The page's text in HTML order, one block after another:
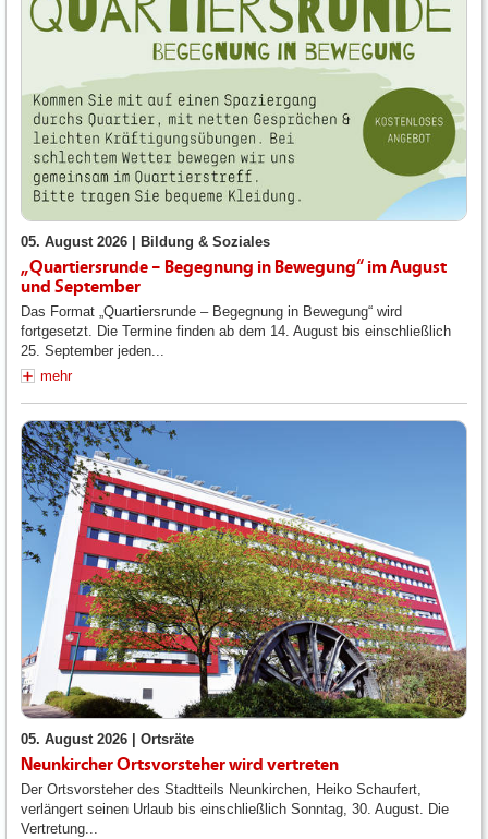
05. August 2026 | Bildung & Soziales
„Quartiersrunde – Begegnung in Bewegung“ im August
und September
Das Format „Quartiersrunde – Begegnung in Bewegung“ wird
fortgesetzt. Die Termine finden ab dem 14. August bis einschließlich
25. September jeden...
mehr
05. August 2026 | Ortsräte
Neunkircher Ortsvorsteher wird vertreten
Der Ortsvorsteher des Stadtteils Neunkirchen, Heiko Schaufert,
verlängert seinen Urlaub bis einschließlich Sonntag, 30. August. Die
Vertretung...